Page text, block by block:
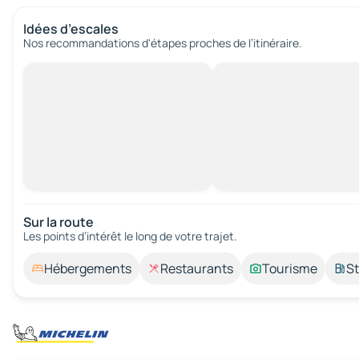
Idées d’escales
Nos recommandations d'étapes proches de l’itinéraire.
Sur la route
Les points d’intérêt le long de votre trajet.
Hébergements Restaurants Tourisme